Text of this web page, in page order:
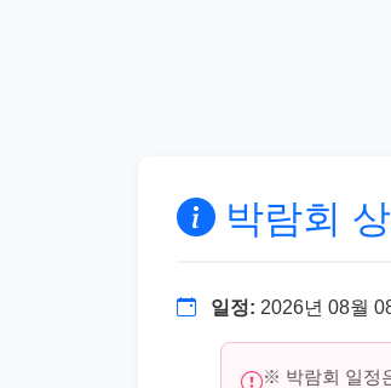
박람회
일정: 2026년 08월
※ 박람회 일정